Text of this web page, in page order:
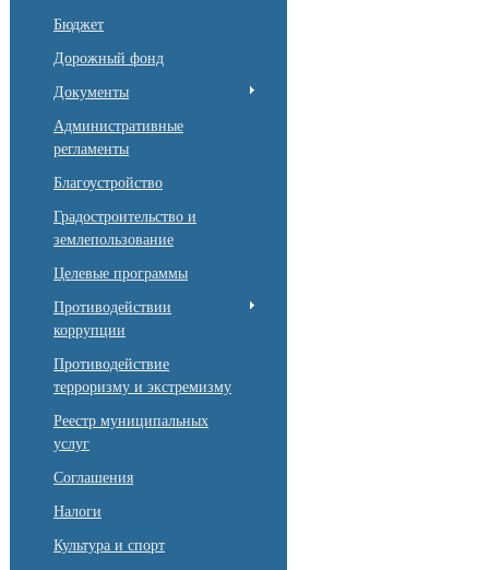
Бюджет
Дорожный фонд
Документы
Административные
регламенты
Благоустройство
Градостроительство и
землепользование
Целевые программы
Противодействии
коррупции
Противодействие
терроризму и экстремизму
Реестр муниципальных
услуг
Соглашения
Налоги
Культура и спорт